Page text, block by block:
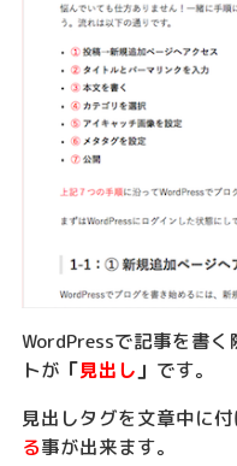
WordPressで記事を書
トが 「見出し」 です。
見出しタグを文章中に付
る事が出来ます。